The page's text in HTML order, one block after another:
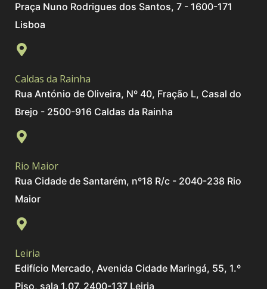
Praça Nuno Rodrigues dos Santos, 7 - 1600-171
Lisboa
Caldas da Rainha
Rua António de Oliveira, Nº 40, Fração L, Casal do
Brejo - 2500-916 Caldas da Rainha
Rio Maior
Rua Cidade de Santarém, nº18 R/c - 2040-238 Rio
Maior
Leiria
Edifício Mercado, Avenida Cidade Maringá, 55, 1.º
Piso, sala 1.07, 2400-137 Leiria